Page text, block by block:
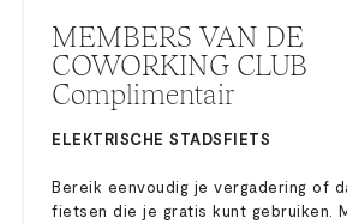
MEMBERS VAN DE
COWORKING CLUB
Complimentair
ELEKTRISCHE STADSFIETS
Bereik eenvoudig je vergadering of
fietsen die je gratis kunt gebruiken.